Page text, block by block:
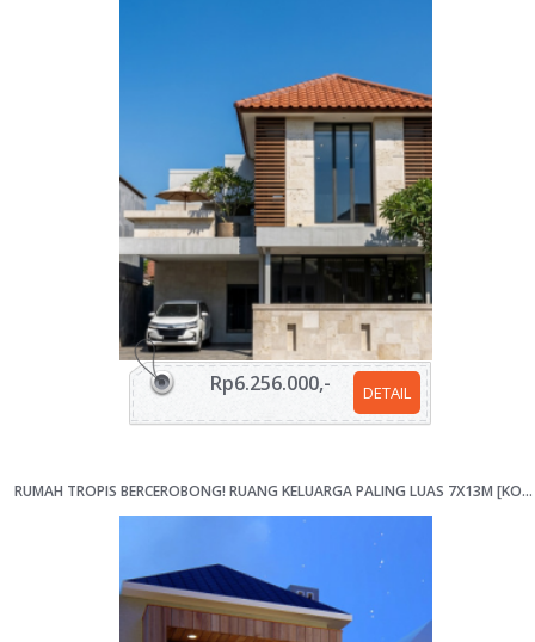
DETAIL
Rp6.256.000,-
RUMAH TROPIS BERCEROBONG! RUANG KELUARGA PALING LUAS 7X13M [KODE 064]